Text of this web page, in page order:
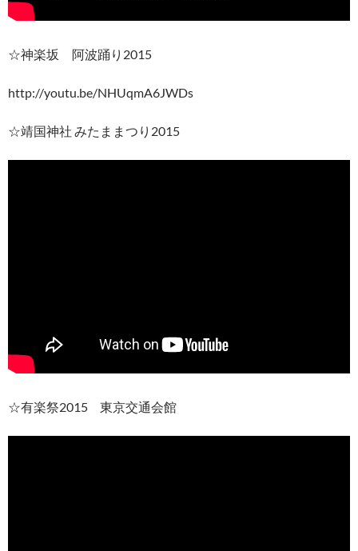
☆神楽坂 阿波踊り2015
http://youtu.be/NHUqmA6JWDs
☆靖国神社 みたままつり2015
☆有楽祭2015 東京交通会館